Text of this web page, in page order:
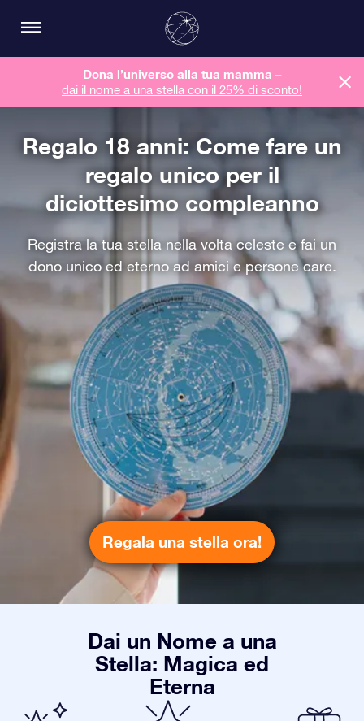
Dona l’universo alla tua mamma –
dai il nome a una stella con il 25% di sconto!
Regalo 18 anni: Come fare un
regalo unico per il
diciottesimo compleanno
Registra la tua stella nella volta celeste e fai un
dono unico ed eterno ad amici e persone care.
Regala una stella ora!
Dai un Nome a una
Stella: Magica ed
Eterna